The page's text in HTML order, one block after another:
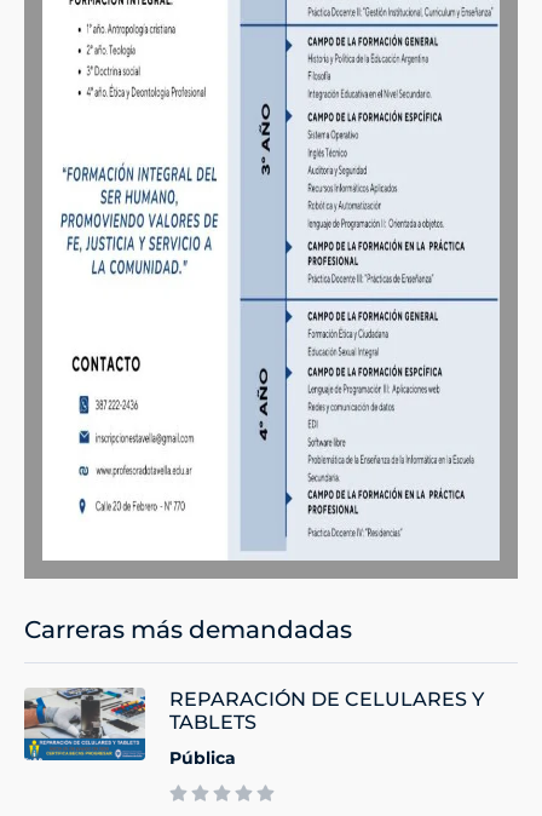
Carreras más demandadas
REPARACIÓN DE CELULARES Y
TABLETS
Pública